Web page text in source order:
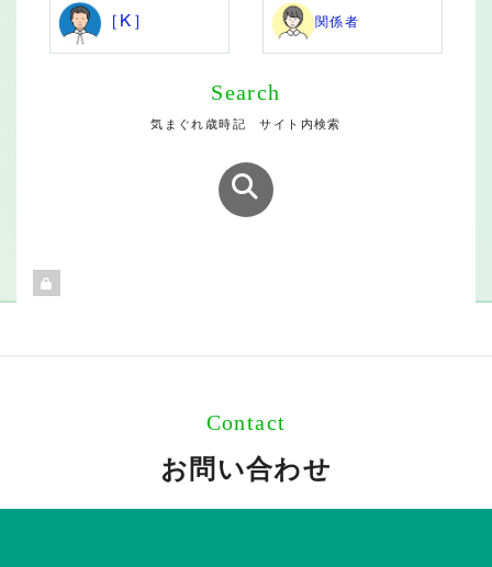
［K］ 関係者
Search
気まぐれ歳時記 サイト内検索
Contact
お問い合わせ